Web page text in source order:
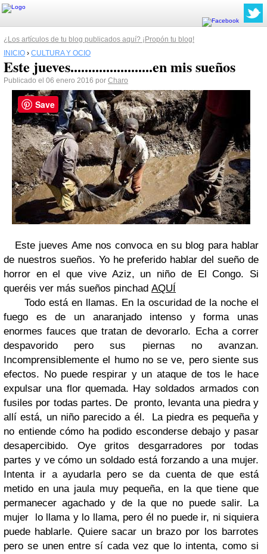
¿Los artículos de tu blog publicados aquí? ¡Propón tu blog!
INICIO › CULTURA Y OCIO
Este jueves.......................en mis sueños
Publicado el 06 enero 2016 por Charo
Este jueves Ame nos convoca en su blog para hablar
de nuestros sueños. Yo he preferido hablar del sueño de
horror en el que vive Aziz, un niño de El Congo. Si
queréis ver más sueños pinchad AQUÍ
Todo está en llamas. En la oscuridad de la noche el
fuego es de un anaranjado intenso y forma unas
enormes fauces que tratan de devorarlo. Echa a correr
despavorido pero sus piernas no avanzan.
Incomprensiblemente el humo no se ve, pero siente sus
efectos. No puede respirar y un ataque de tos le hace
expulsar una flor quemada. Hay soldados armados con
fusiles por todas partes. De pronto, levanta una piedra y
allí está, un niño parecido a él. La piedra es pequeña y
no entiende cómo ha podido esconderse debajo y pasar
desapercibido. Oye gritos desgarradores por todas
partes y ve cómo un soldado está forzando a una mujer.
Intenta ir a ayudarla pero se da cuenta de que está
metido en una jaula muy pequeña, en la que tiene que
permanecer agachado y de la que no puede salir. La
mujer lo llama y lo llama, pero él no puede ir, ni siquiera
puede hablarle. Quiere sacar un brazo por los barrotes
pero se unen entre sí cada vez que lo intenta, como si
Save